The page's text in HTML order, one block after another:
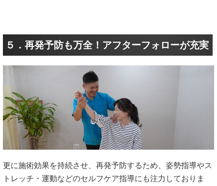
５．再発予防も万全！アフターフォローが充実
更に施術効果を持続させ、再発予防するため、姿勢指導やス
トレッチ・運動などのセルフケア指導にも注力しておりま